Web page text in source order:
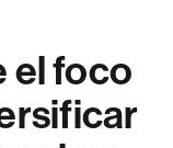
el foco